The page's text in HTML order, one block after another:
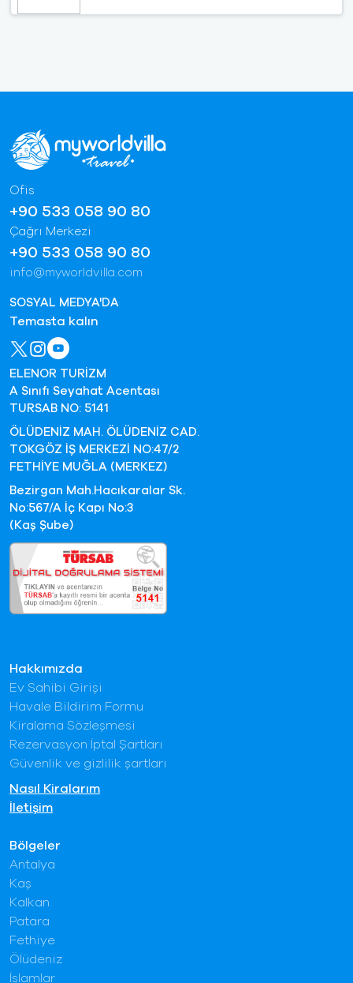
Bölgeler
Antalya
Kaş
Kalkan
Patara
Fethiye
Ölüdeniz
İslamlar
Hakkımızda
Ev Sahibi Girişi
Havale Bildirim Formu
Kiralama Sözleşmesi
Rezervasyon İptal Şartları
Güvenlik ve gizlilik şartları
Nasıl Kiralarım
İletişim
Ofis
+90 533 058 90 80
Çağrı Merkezi
+90 533 058 90 80
info@myworldvilla.com
SOSYAL MEDYA'DA
Temasta kalın
ELENOR TURİZM
A Sınıfı Seyahat Acentası
TURSAB NO: 5141
ÖLÜDENİZ MAH. ÖLÜDENİZ CAD.
TOKGÖZ İŞ MERKEZİ NO:47/2
FETHİYE MUĞLA (MERKEZ)
Bezirgan Mah.Hacıkaralar Sk.
No:567/A İç Kapı No:3
(Kaş Şube)